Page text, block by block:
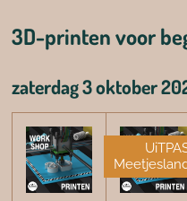
3D-printen voor
zaterdag 3 oktober